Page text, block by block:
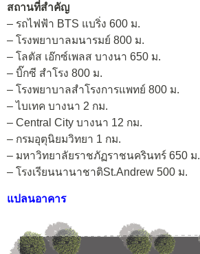
สถานที่สำคัญ
– รถไฟฟ้า BTS แบริ่ง 600 ม.
– โรงพยาบาลมนารมย์ 800 ม.
– โลตัส เอ๊กซ์เพลส บางนา 650 ม.
– บิ๊กซี สำโรง 800 ม.
– โรงพยาบาลสำโรงการแพทย์ 800 ม.
– ไบเทค บางนา 2 กม.
– Central City บางนา 12 กม.
– กรมอุตุนิยมวิทยา 1 กม.
– มหาวิทยาลัยราชภัฏราชนครินทร์ 650 ม.
– โรงเรียนนานาชาติSt.Andrew 500 ม.
แปลนอาคาร